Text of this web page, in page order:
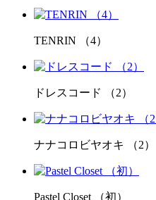
TENRIN （4）
ドレスコード （2）
ナナコロビヤオキ （2）
Pastel Closet （初）